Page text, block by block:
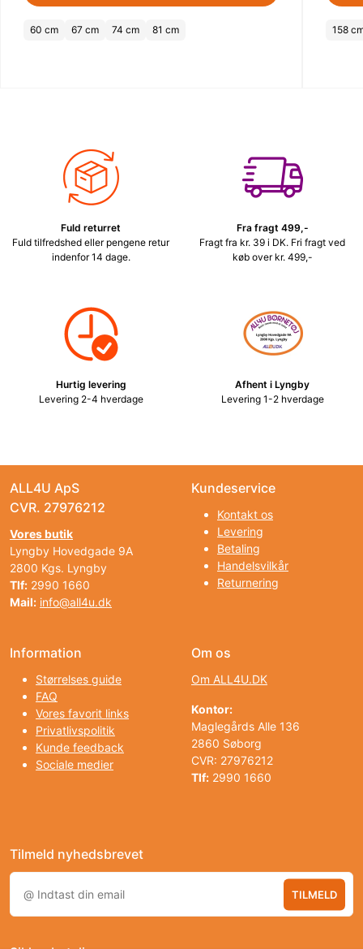
60 cm 67 cm 74 cm 81 cm 158
Fuld returret
Fuld tilfredshed eller pengene retur
indenfor 14 dage.
Fra fragt 499,-
Fragt fra kr. 39 i DK. Fri fragt ved
køb over kr. 499,-
Hurtig levering
Levering 2-4 hverdage
Afhent i Lyngby
Levering 1-2 hverdage
ALL4U ApS
CVR. 27976212
Vores butik
Lyngby Hovedgade 9A
2800 Kgs. Lyngby
Tlf: 2990 1660
Mail: info@all4u.dk
Kundeservice
Kontakt os
Levering
Betaling
Handelsvilkår
Returnering
Information
Størrelses guide
FAQ
Vores favorit links
Privatlivspolitik
Kunde feedback
Sociale medier
Om os
Om ALL4U.DK
Kontor:
Maglegårds Alle 136
2860 Søborg
CVR: 27976212
Tlf: 2990 1660
Tilmeld nyhedsbrevet
TILMELD